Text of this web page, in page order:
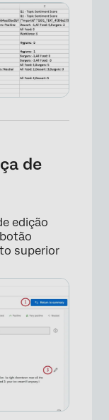
de
edição
superior